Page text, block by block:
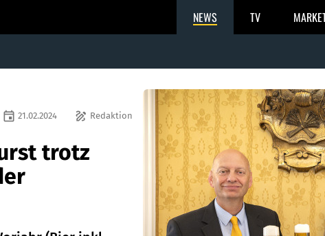
NEWS TV
draw Redaktion
event 21.02.2024
trotz